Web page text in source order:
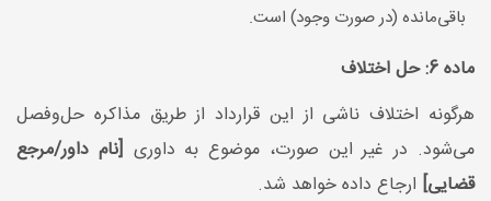
باقی‌مانده (در صورت وجود) است.
ماده 6: حل اختلاف
هرگونه اختلاف ناشی از این قرارداد از طریق مذاکره حل‌وفصل
می‌شود. در غیر این صورت، موضوع به داوری [نام داور/مرجع
قضایی] ارجاع داده خواهد شد.